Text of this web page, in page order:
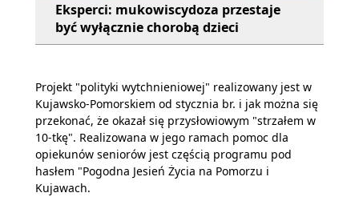
Eksperci: mukowiscydoza przestaje
być wyłącznie chorobą dzieci
Projekt "polityki wytchnieniowej" realizowany jest w
Kujawsko-Pomorskiem od stycznia br. i jak można się
przekonać, że okazał się przysłowiowym "strzałem w
10-tkę". Realizowana w jego ramach pomoc dla
opiekunów seniorów jest częścią programu pod
hasłem "Pogodna Jesień Życia na Pomorzu i
Kujawach.